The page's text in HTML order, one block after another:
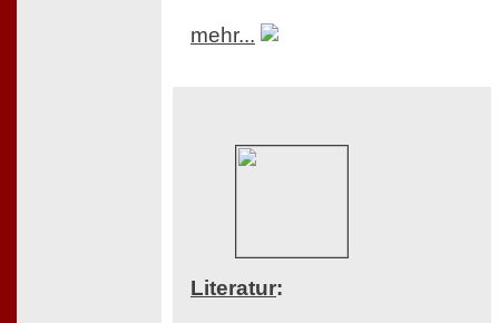
mehr...
Literatur: